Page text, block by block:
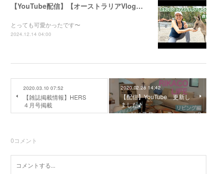
【YouTube配信】【オーストラリアVlog】自然公園で動物たちと触れ合ってきました〜
とっても可愛かったです〜
2024.12.14 04:00
2020.03.10 07:52
【雑誌掲載情報】HERS
４月号掲載
2020.02.28 14:42
【配信】YouTube 更新し
ました♪
0コメント